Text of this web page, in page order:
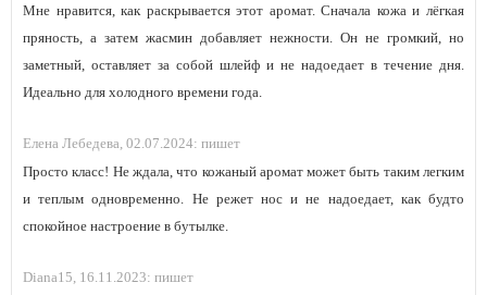
Мне нравится, как раскрывается этот аромат. Сначала кожа и лёгкая
пряность, а затем жасмин добавляет нежности. Он не громкий, но
заметный, оставляет за собой шлейф и не надоедает в течение дня.
Идеально для холодного времени года.
Елена Лебедева, 02.07.2024: пишет
Просто класс! Не ждала, что кожаный аромат может быть таким легким
и теплым одновременно. Не режет нос и не надоедает, как будто
спокойное настроение в бутылке.
Diana15, 16.11.2023: пишет